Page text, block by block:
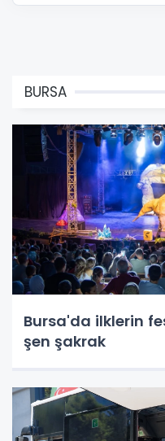
BURSA
Bursa'da ilklerin
şen şakrak